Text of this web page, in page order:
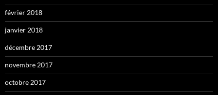
février 2018
janvier 2018
décembre 2017
novembre 2017
octobre 2017